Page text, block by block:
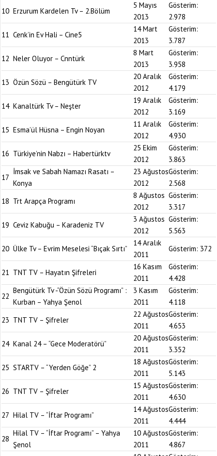
10 Erzurum Kardelen Tv – 2.Bölüm
5 Mayıs
2013
Gösterim:
2.978
11 Cenk’in Ev Hali – Cine5
14 Mart
2013
Gösterim:
3.787
12 Neler Oluyor – Cnntürk
8 Mart
2013
Gösterim:
3.958
13 Özün Sözü – Bengütürk TV
20 Aralık
2012
Gösterim:
4.179
14 Kanaltürk Tv – Neşter
19 Aralık
2012
Gösterim:
3.169
15 Esma’ül Hüsna – Engin Noyan
11 Aralık
2012
Gösterim:
4.930
16 Türkiye’nin Nabzı – Habertürktv
25 Ekim
2012
Gösterim:
3.863
17
İmsak ve Sabah Namazı Rasatı –
Konya
23 Ağustos
2012
Gösterim:
2.568
18 Trt Arapça Programı
8 Ağustos
2012
Gösterim:
3.317
19 Ceviz Kabuğu – Karadeniz TV
3 Ağustos
2012
Gösterim:
5.563
20 Ülke Tv – Evrim Meselesi “Bıçak Sırtı”
14 Aralık
2011
Gösterim: 372
21 TNT TV – Hayatın Şifreleri
16 Kasım
2011
Gösterim:
4.428
22
Bengütürk Tv -“Özün Sözü Programı” :
Kurban – Yahya Şenol
3 Kasım
2011
Gösterim:
4.118
23 TNT TV – Şifreler
22 Ağustos
2011
Gösterim:
4.653
24 Kanal 24 – “Gece Moderatörü”
20 Ağustos
2011
Gösterim:
3.352
25 STARTV – “Yerden Göğe” 2
18 Ağustos
2011
Gösterim:
5.143
26 TNT TV – Şifreler
15 Ağustos
2011
Gösterim:
4.630
27 Hilal TV – “İftar Programı”
14 Ağustos
2011
Gösterim:
4.444
28
Hilal TV – “İftar Programı” – Yahya
Şenol
10 Ağustos
2011
Gösterim:
4.867